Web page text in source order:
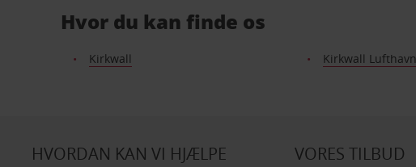
Hvor du kan finde os
Kirkwall Kirkwall Lufthavn
HVORDAN KAN VI HJÆLPE
VORES TILBUD